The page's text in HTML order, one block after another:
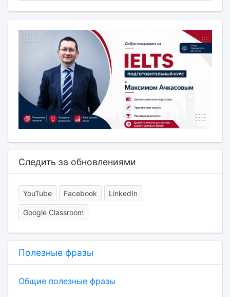
Следить за обновлениями
YouTube Facebook LinkedIn
Google Classroom
Полезные фразы
Общие полезные фразы